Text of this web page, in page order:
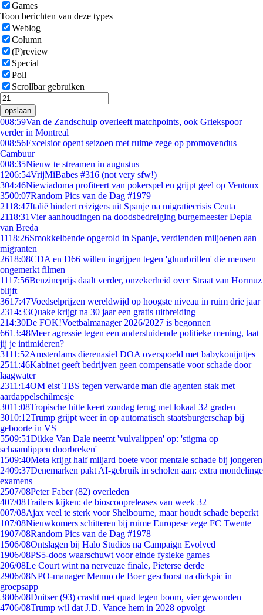
Games
Toon berichten van deze types
Weblog
Column
(P)review
Special
Poll
Scrollbar gebruiken
opslaan
008:59Van de Zandschulp overleeft matchpoints, ook Griekspoor
verder in Montreal
008:56Excelsior opent seizoen met ruime zege op promovendus
Cambuur
008:35Nieuw te streamen in augustus
1206:54VrijMiBabes #316 (not very sfw!)
304:46Niewiadoma profiteert van pokerspel en grijpt geel op Ventoux
3500:07Random Pics van de Dag #1979
2118:47Italië hindert reizigers uit Spanje na migratiecrisis Ceuta
2118:31Vier aanhoudingen na doodsbedreiging burgemeester Depla
van Breda
1118:26Smokkelbende opgerold in Spanje, verdienden miljoenen aan
migranten
2618:08CDA en D66 willen ingrijpen tegen 'gluurbrillen' die mensen
ongemerkt filmen
1117:56Benzineprijs daalt verder, onzekerheid over Straat van Hormuz
blijft
3617:47Voedselprijzen wereldwijd op hoogste niveau in ruim drie jaar
2314:33Quake krijgt na 30 jaar een gratis uitbreiding
214:30De FOK!Voetbalmanager 2026/2027 is begonnen
6613:48Meer agressie tegen een andersluidende politieke mening, laat
jij je intimideren?
3111:52Amsterdams dierenasiel DOA overspoeld met babykonijntjes
2511:46Kabinet geeft bedrijven geen compensatie voor schade door
laagwater
2311:14OM eist TBS tegen verwarde man die agenten stak met
aardappelschilmesje
3011:08Tropische hitte keert zondag terug met lokaal 32 graden
3010:12Trump grijpt weer in op automatisch staatsburgerschap bij
geboorte in VS
5509:51Dikke Van Dale neemt 'vulvalippen' op: 'stigma op
schaamlippen doorbreken'
1509:40Meta krijgt half miljard boete voor mentale schade bij jongeren
2409:37Denemarken pakt AI-gebruik in scholen aan: extra mondelinge
examens
2507/08Peter Faber (82) overleden
407/08Trailers kijken: de bioscoopreleases van week 32
007/08Ajax veel te sterk voor Shelbourne, maar houdt schade beperkt
107/08Nieuwkomers schitteren bij ruime Europese zege FC Twente
1907/08Random Pics van de Dag #1978
1506/08Ontslagen bij Halo Studios na Campaign Evolved
1906/08PS5-doos waarschuwt voor einde fysieke games
206/08Le Court wint na nerveuze finale, Pieterse derde
2906/08NPO-manager Menno de Boer geschorst na dickpic in
groepsapp
3806/08Duitser (93) crasht met quad tegen boom, vier gewonden
4706/08Trump wil dat J.D. Vance hem in 2028 opvolgt